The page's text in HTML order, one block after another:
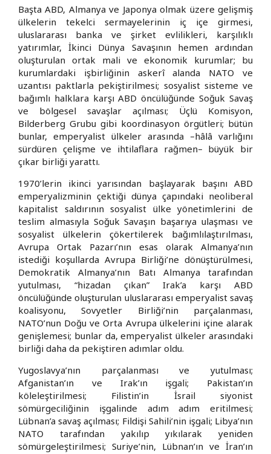
Başta ABD, Almanya ve Japonya olmak üzere gelişmiş
ülkelerin tekelci sermayelerinin iç içe girmesi,
uluslararası banka ve şirket evlilikleri, karşılıklı
yatırımlar, İkinci Dünya Savaşının hemen ardından
oluşturulan ortak mali ve ekonomik kurumlar; bu
kurumlardaki işbirliğinin askerî alanda NATO ve
uzantısı paktlarla pekiştirilmesi; sosyalist sisteme ve
bağımlı halklara karşı ABD öncülüğünde Soğuk Savaş
ve bölgesel savaşlar açılması; Üçlü Komisyon,
Bilderberg Grubu gibi koordinasyon örgütleri; bütün
bunlar, emperyalist ülkeler arasında –hâlâ varlığını
sürdüren çelişme ve ihtilaflara rağmen– büyük bir
çıkar birliği yarattı.
1970’lerin ikinci yarısından başlayarak başını ABD
emperyalizminin çektiği dünya çapındaki neoliberal
kapitalist saldırının sosyalist ülke yönetimlerini de
teslim almasıyla Soğuk Savaşın başarıya ulaşması ve
sosyalist ülkelerin çökertilerek bağımlılaştırılması,
Avrupa Ortak Pazarı’nın esas olarak Almanya’nın
istediği koşullarda Avrupa Birliği’ne dönüştürülmesi,
Demokratik Almanya’nın Batı Almanya tarafından
yutulması, “hizadan çıkan” Irak’a karşı ABD
öncülüğünde oluşturulan uluslararası emperyalist savaş
koalisyonu, Sovyetler Birliği’nin parçalanması,
NATO’nun Doğu ve Orta Avrupa ülkelerini içine alarak
genişlemesi; bunlar da, emperyalist ülkeler arasındaki
birliği daha da pekiştiren adımlar oldu.
Yugoslavya’nın parçalanması ve yutulması;
Afganistan’ın ve Irak’ın işgali; Pakistan’ın
köleleştirilmesi; Filistin’in İsrail siyonist
sömürgeciliğinin işgalinde adım adım eritilmesi;
Lübnan’a savaş açılması; Fildişi Sahili’nin işgali; Libya’nın
NATO tarafından yakılıp yıkılarak yeniden
sömürgeleştirilmesi; Suriye’nin, Lübnan’ın ve İran’ın